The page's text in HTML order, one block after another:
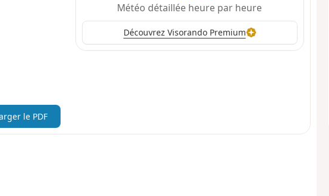
Météo détaillée heure par heure
Découvrez Visorando Premium
le PDF